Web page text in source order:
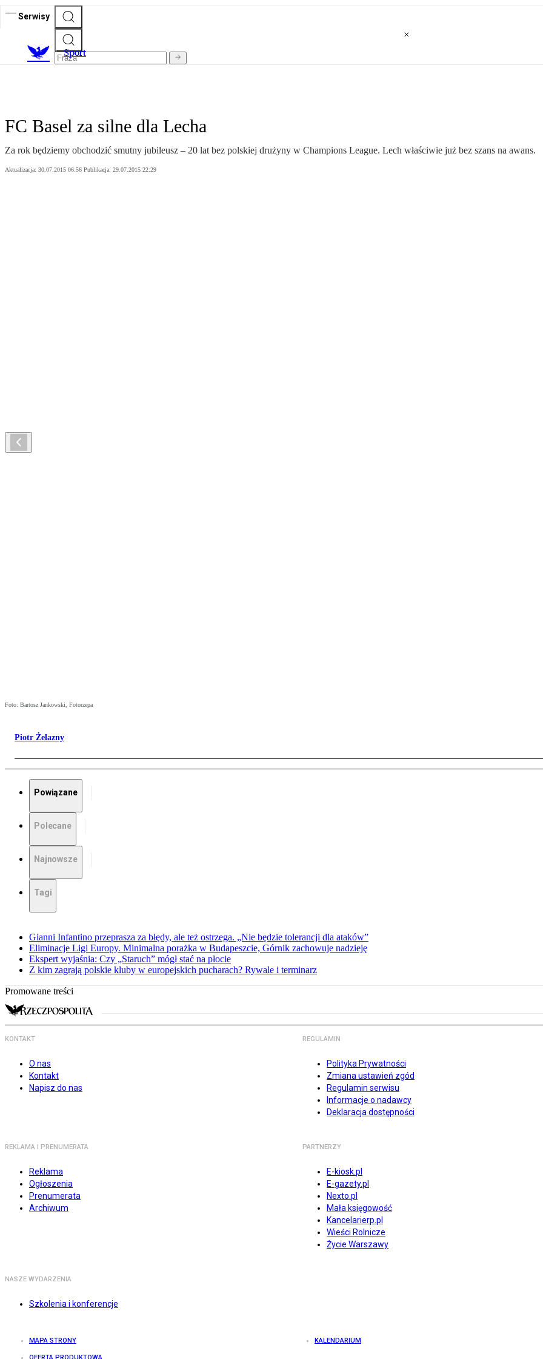
Serwisy
Sport
FC Basel za silne dla Lecha
Za rok będziemy obchodzić smutny jubileusz – 20 lat bez polskiej drużyny w Champions League. Lech właściwie już bez szans na awans.
Aktualizacja: 30.07.2015 06:56 Publikacja: 29.07.2015 22:29
Foto: Bartosz Jankowski, Fotorzepa
Piotr Żelazny
Powiązane
Polecane
Najnowsze
Tagi
Gianni Infantino przeprasza za błędy, ale też ostrzega. „Nie będzie tolerancji dla ataków”
Eliminacje Ligi Europy. Minimalna porażka w Budapeszcie, Górnik zachowuje nadzieję
Ekspert wyjaśnia: Czy „Staruch” mógł stać na płocie
Z kim zagrają polskie kluby w europejskich pucharach? Rywale i terminarz
Promowane treści
KONTAKT
O nas
Kontakt
Napisz do nas
REGULAMIN
Polityka Prywatności
Zmiana ustawień zgód
Regulamin serwisu
Informacje o nadawcy
Deklaracja dostępności
REKLAMA I PRENUMERATA
Reklama
Ogłoszenia
Prenumerata
Archiwum
PARTNERZY
E-kiosk.pl
E-gazety.pl
Nexto.pl
Mała księgowość
Kancelarierp.pl
Wieści Rolnicze
Życie Warszawy
NASZE WYDARZENIA
Szkolenia i konferencje
MAPA STRONY KALENDARIUM